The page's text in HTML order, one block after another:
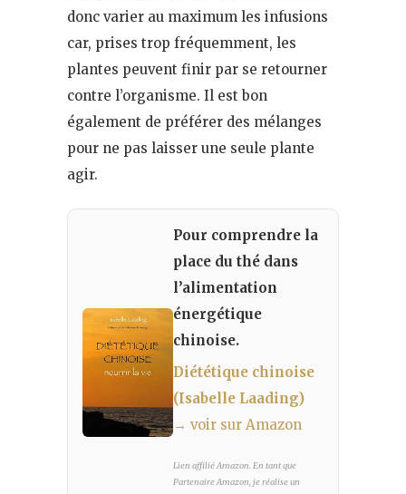
donc varier au maximum les infusions
car, prises trop fréquemment, les
plantes peuvent finir par se retourner
contre l’organisme. Il est bon
également de préférer des mélanges
pour ne pas laisser une seule plante
agir.
Pour comprendre la
place du thé dans
l’alimentation
énergétique
chinoise.
Diététique chinoise
(Isabelle Laading)
→ voir sur Amazon
Lien affilié Amazon. En tant que
Partenaire Amazon, je réalise un